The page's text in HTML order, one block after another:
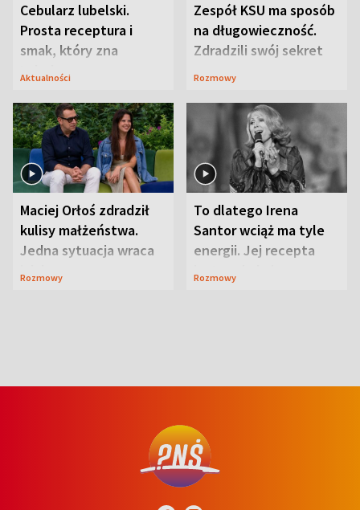
Cebularz lubelski.
Prosta receptura i
smak, który zna
Lubelszczyzna
Aktualności
Zespół KSU ma sposób
na długowieczność.
Zdradzili swój sekret
Rozmowy
Maciej Orłoś zdradził
kulisy małżeństwa.
Jedna sytuacja wraca
jak bumerang
Rozmowy
To dlatego Irena
Santor wciąż ma tyle
energii. Jej recepta
jest zaskakująco
Rozmowy